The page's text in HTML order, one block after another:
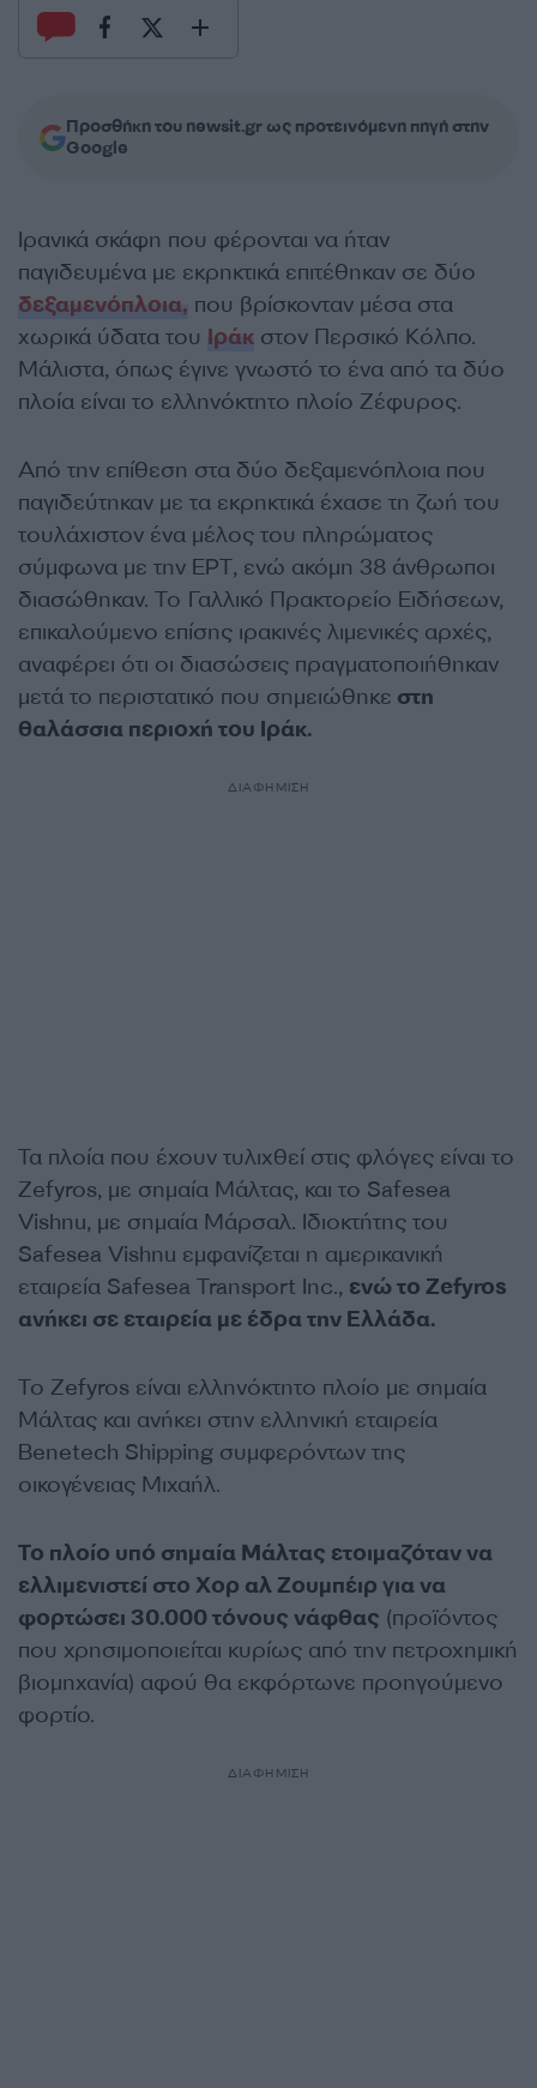
Προσθήκη του newsit.gr ως προτεινόμενη πηγή στην
Google
Ιρανικά σκάφη που φέρονται να ήταν
παγιδευμένα με εκρηκτικά επιτέθηκαν σε δύο
δεξαμενόπλοια, που βρίσκονταν μέσα στα
χωρικά ύδατα του Ιράκ στον Περσικό Κόλπο.
Μάλιστα, όπως έγινε γνωστό το ένα από τα δύο
πλοία είναι το ελληνόκτητο πλοίο Ζέφυρος.
Από την επίθεση στα δύο δεξαμενόπλοια που
παγιδεύτηκαν με τα εκρηκτικά έχασε τη ζωή του
τουλάχιστον ένα μέλος του πληρώματος
σύμφωνα με την ΕΡΤ, ενώ ακόμη 38 άνθρωποι
διασώθηκαν. Το Γαλλικό Πρακτορείο Ειδήσεων,
επικαλούμενο επίσης ιρακινές λιμενικές αρχές,
αναφέρει ότι οι διασώσεις πραγματοποιήθηκαν
μετά το περιστατικό που σημειώθηκε στη
θαλάσσια περιοχή του Ιράκ.
ΔΙΑΦΗΜΙΣΗ
Τα πλοία που έχουν τυλιχθεί στις φλόγες είναι το
Zefyros, με σημαία Μάλτας, και το Safesea
Vishnu, με σημαία Μάρσαλ. Ιδιοκτήτης του
Safesea Vishnu εμφανίζεται η αμερικανική
εταιρεία Safesea Transport Inc., ενώ το Zefyros
ανήκει σε εταιρεία με έδρα την Ελλάδα.
Το Zefyros είναι ελληνόκτητο πλοίο με σημαία
Μάλτας και ανήκει στην ελληνική εταιρεία
Benetech Shipping συμφερόντων της
οικογένειας Μιχαήλ.
Το πλοίο υπό σημαία Μάλτας ετοιμαζόταν να
ελλιμενιστεί στο Χορ αλ Ζουμπέιρ για να
φορτώσει 30.000 τόνους νάφθας (προϊόντος
που χρησιμοποιείται κυρίως από την πετροχημική
βιομηχανία) αφού θα εκφόρτωνε προηγούμενο
φορτίο.
ΔΙΑΦΗΜΙΣΗ